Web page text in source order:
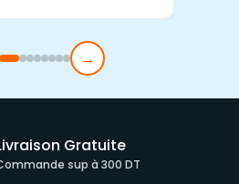
→
Gratuite
sup à 300 DT